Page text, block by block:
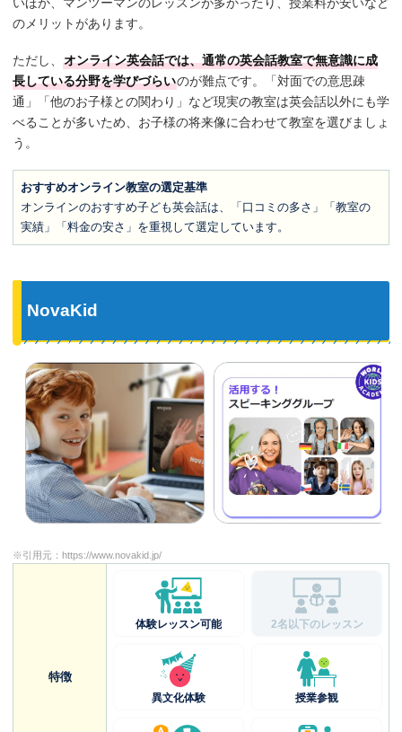
のメリットがあります。
ただし、 オンライン英会話では、通常の英会話教室で無意識に成
長している分野を学びづらいのが難点です。「対面での意思疎
通」「他のお子様との関わり」など現実の教室は英会話以外にも学
べることが多いため、お子様の将来像に合わせて教室を選びましょ
う。
おすすめオンライン教室の選定基準
オンラインのおすすめ子ども英会話は、「口コミの多さ」「教室の
実績」「料金の安さ」を重視して選定しています。
NovaKid
※引用元： https://www.novakid.jp/
特徴
体験レッスン可能 2名以下のレッスン
異文化体験 授業参観